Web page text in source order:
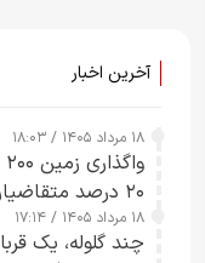
آخرین اخبار
۱۸ مرداد ۱۴۰۵ / ۱۸:۰۳
۲۰ درصد متقاضیان زمین گرفتند
۱۸ مرداد ۱۴۰۵ / ۱۷:۱۴